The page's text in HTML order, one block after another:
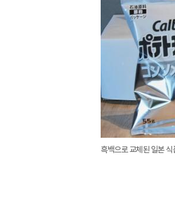
흑백으로 교체된 일본